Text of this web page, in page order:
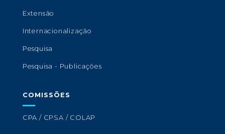
Extensão
Internacionalização
Pesquisa
Pesquisa - Publicações
COMISSÕES
CPA / CPSA / COLAP